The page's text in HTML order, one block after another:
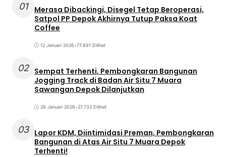
01
Merasa Dibackingi, Disegel Tetap Beroperasi,
Satpol PP Depok Akhirnya Tutup Paksa Koat
Coffee
12 Januari 2026•77.891 Dilihat
02 Sempat Terhenti, Pembongkaran Bangunan
Jogging Track di Badan Air Situ 7 Muara
Sawangan Depok Dilanjutkan
28 Januari 2026•27.732 Dilihat
03 Lapor KDM, Diintimidasi Preman, Pembongkaran
Bangunan di Atas Air Situ 7 Muara Depok
Terhenti!